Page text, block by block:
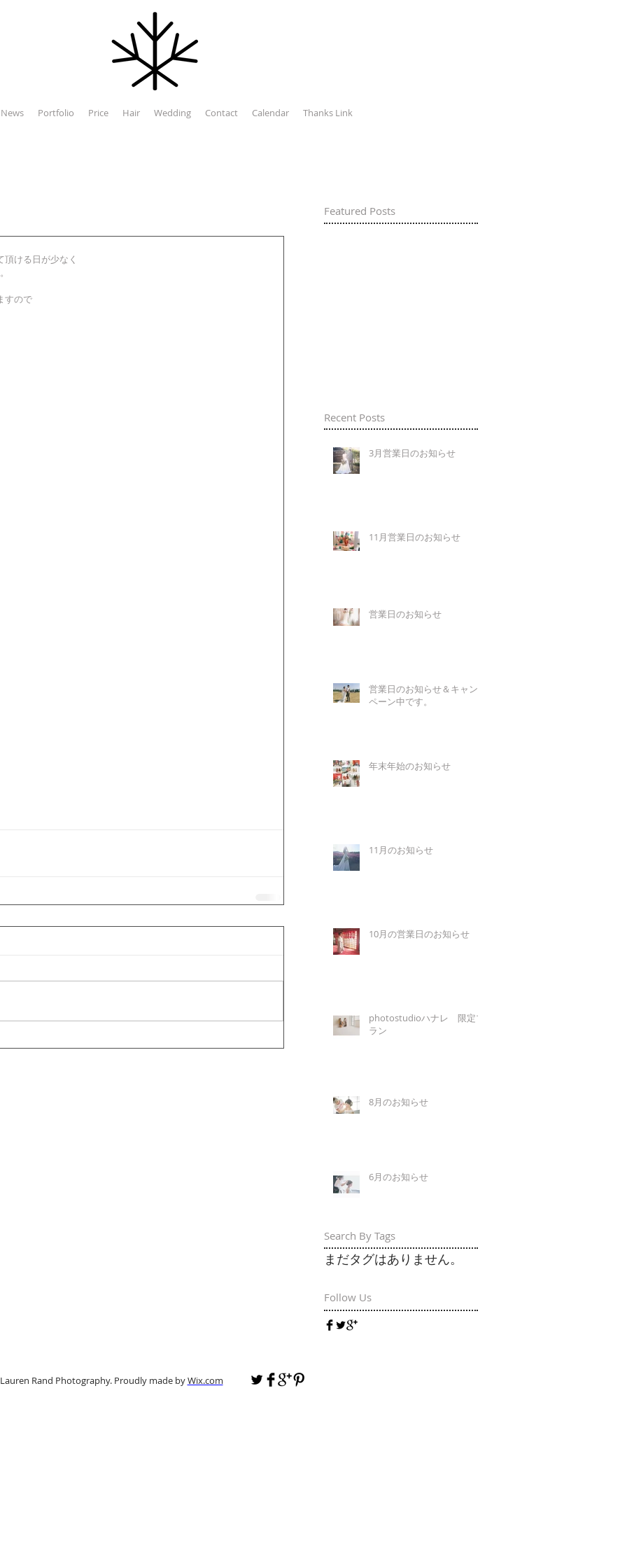
News Portfolio Price Hair Wedding Contact Calendar Thanks Link
Featured Posts
ける日が少なく
すので
Recent Posts
Search By Tags
3月営業日のお知らせ
11月営業日のお知らせ
営業日のお知らせ
営業日のお知らせ＆キャン
ペーン中です。
年末年始のお知らせ
11月のお知らせ
10月の営業日のお知らせ
photostudioハナレ 限定プ
ラン
8月のお知らせ
6月のお知らせ
まだタグはありません。
Follow Us
Rand Photography. Proudly made byWix.com